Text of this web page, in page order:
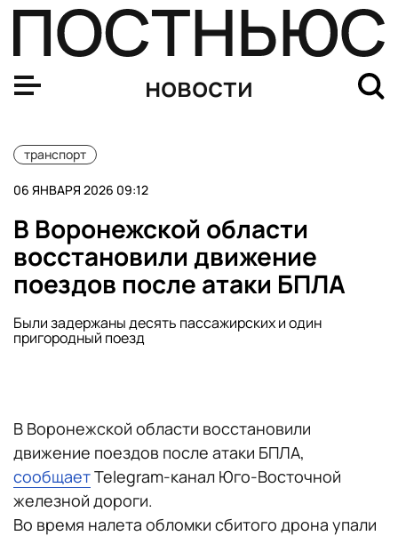
новости
транспорт
06 ЯНВАРЯ 2026 09:12
В Воронежской области
восстановили движение
поездов после атаки БПЛА
Были задержаны десять пассажирских и один
пригородный поезд
В Воронежской области восстановили
движение поездов после атаки БПЛА,
сообщаетTelegram-канал Юго-Восточной
железной дороги.
Во время налета обломки сбитого дрона упали
В аэропортах Краснодара и Сочи задерживаются 23